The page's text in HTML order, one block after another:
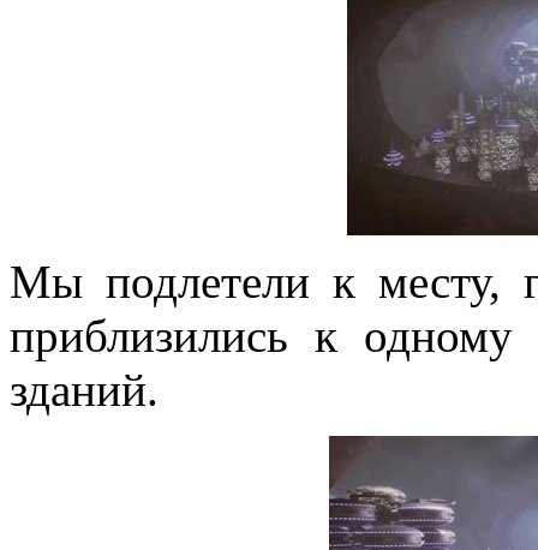
Мы подлетели к месту,
приблизились к
зданий.